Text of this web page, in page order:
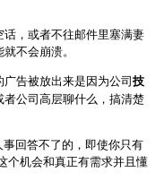
，或者不往邮件里塞满妻
不会崩溃。
告被放出来是因为公司技
公司高层聊什么，搞清楚
回答不了的，即使你只有
个机会和真正有需求并且懂